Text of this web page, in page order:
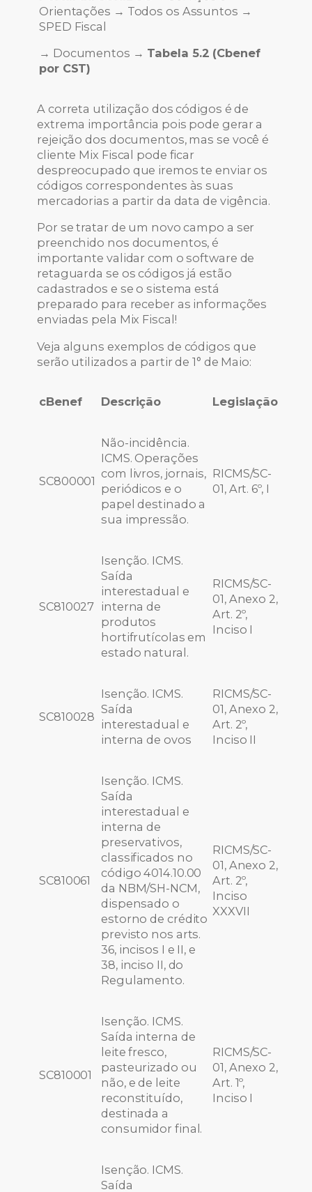
Orientações → Todos os Assuntos →
SPED Fiscal
→ Documentos → Tabela 5.2 (Cbenef
por CST)
A correta utilização dos códigos é de
extrema importância pois pode gerar a
rejeição dos documentos, mas se você é
cliente Mix Fiscal pode ficar
despreocupado que iremos te enviar os
códigos correspondentes às suas
mercadorias a partir da data de vigência.
Por se tratar de um novo campo a ser
preenchido nos documentos, é
importante validar com o software de
retaguarda se os códigos já estão
cadastrados e se o sistema está
preparado para receber as informações
enviadas pela Mix Fiscal!
Veja alguns exemplos de códigos que
serão utilizados a partir de 1° de Maio:
cBenef Descrição Legislação
SC800001
Não-incidência.
ICMS. Operações
com livros, jornais,
periódicos e o
papel destinado a
sua impressão.
RICMS/SC-
01, Art. 6º, I
SC810027
Isenção. ICMS.
Saída
interestadual e
interna de
produtos
hortifrutícolas em
estado natural.
RICMS/SC-
01, Anexo 2,
Art. 2º,
Inciso I
SC810028
Isenção. ICMS.
Saída
interestadual e
interna de ovos
RICMS/SC-
01, Anexo 2,
Art. 2º,
Inciso II
SC810061
Isenção. ICMS.
Saída
interestadual e
interna de
preservativos,
classificados no
código 4014.10.00
da NBM/SH-NCM,
dispensado o
estorno de crédito
previsto nos arts.
36, incisos I e II, e
38, inciso II, do
Regulamento.
RICMS/SC-
01, Anexo 2,
Art. 2º,
Inciso
XXXVII
SC810001
Isenção. ICMS.
Saída interna de
leite fresco,
pasteurizado ou
não, e de leite
reconstituído,
destinada a
consumidor final.
RICMS/SC-
01, Anexo 2,
Art. 1º,
Inciso I
Isenção. ICMS.
Saída